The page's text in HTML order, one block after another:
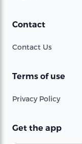
Contact
Contact Us
Terms of use
Privacy Policy
Get the app